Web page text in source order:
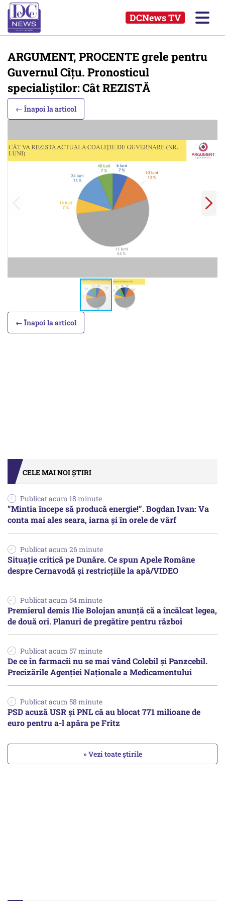
DCNews TV
ARGUMENT, PROCENTE grele pentru
Guvernul Cîțu. Pronosticul
specialiștilor: Cât REZISTĂ
← Înapoi la articol
← Înapoi la articol
CELE MAI NOI ȘTIRI
Publicat acum 18 minute
”Mintia începe să producă energie!”. Bogdan Ivan: Va
conta mai ales seara, iarna și în orele de vârf
Publicat acum 26 minute
Situație critică pe Dunăre. Ce spun Apele Române
despre Cernavodă și restricțiile la apă/VIDEO
Publicat acum 54 minute
Premierul demis Ilie Bolojan anunță că a încălcat legea,
de două ori. Planuri de pregătire pentru război
Publicat acum 57 minute
De ce în farmacii nu se mai vând Colebil și Panzcebil.
Precizările Agenției Naționale a Medicamentului
Publicat acum 58 minute
PSD acuză USR și PNL că au blocat 771 milioane de
euro pentru a-l apăra pe Fritz
» Vezi toate știrile